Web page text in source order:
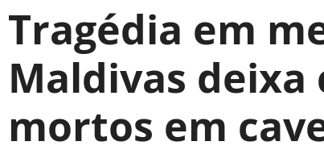
Tragédia em
Maldivas
mortos em